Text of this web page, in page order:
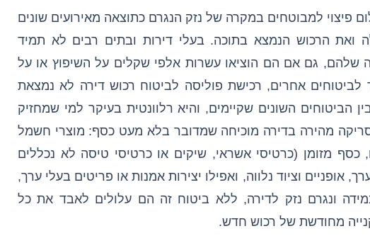
פיצוי למבוטחים במקרה של נזק הנגרם כתוצאה מאירועים שונים
ואת הרכוש הנמצא בתוכה. בעלי דירות ובתים רבים לא תמיד
שלהם, גם אם הם הוציאו עשרות אלפי שקלים על השיפוץ או על
לביטוחים אחרים, רכישת פוליסה לביטוח רכוש דירה לא נמצאת
הביטוחים השונים שקיימים, והיא רלוונטית בעיקר למי שמחזיק
מהירה בדירה מוכיחה שמדובר בלא מעט כסף: מוצרי חשמל
כסף מזומן (כרטיסי אשראי, שיקים או כרטיסי טיסה לא נכללים
אופניים וציוד נלווה, ואפילו יצירות אמנות או פריטים בעלי ערך,
ונגרם נזק לדירה, ללא ביטוח זה הם עלולים לאבד את כל
מחודשת של רכוש חדש.